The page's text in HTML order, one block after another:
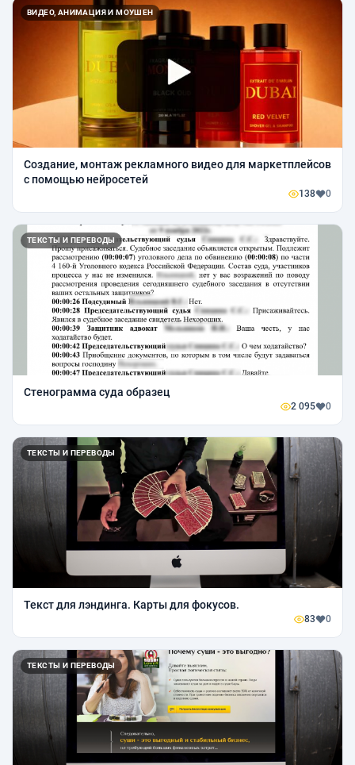
ВИДЕО, АНИМАЦИЯ И МОУШЕН
Создание, монтаж рекламного видео для маркетплейсов
с помощью нейросетей
138 0
ТЕКСТЫ И ПЕРЕВОДЫ
Стенограмма суда образец
2 095 0
ТЕКСТЫ И ПЕРЕВОДЫ
Текст для лэндинга. Карты для фокусов.
83 0
ТЕКСТЫ И ПЕРЕВОДЫ